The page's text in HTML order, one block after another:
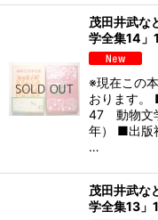
茂田井武な
学全集14」
※現在この
おります。
47 動物文
年） ■出版
…
茂田井武な
学全集13」